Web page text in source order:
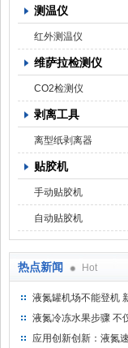
测温仪
红外测温仪
维萨拉检测仪
CO2检测仪
剥离工具
离型纸剥离器
贴胶机
手动贴胶机
自动贴胶机
热点新闻 Hot
液氮罐机场不能登机
运输罐能否上飞机
液氮冷冻水果步骤 不
水果扔到液氮中
应用创新创新：液氮